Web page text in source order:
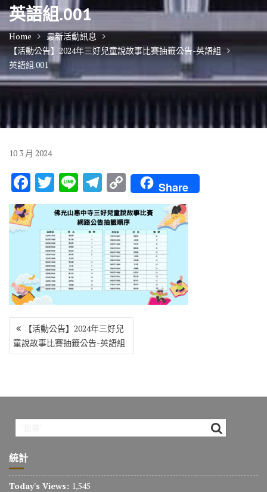
英語組.001
Home
最新活動訊息
【活動公告】2024年三好兒童說故事比賽抽籤公告-英語組
英語組.001
10 3 月 2024
F
ac
e
o
k
T
w
it
te
r
Li
n
e
T
el
e
gr
a
m
C
o
p
y
Li
n
k
Share
文
章
導
【活動公告】2024年三好兒
童說故事比賽抽籤公告-英語組
統計
Today's Views: 1,545